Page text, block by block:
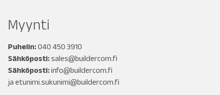
Myynti
Puhelin:040 450 3910
Sähköposti:sales@buildercom.fi
Sähköposti:info@buildercom.fi
ja etunimi.sukunimi@buildercom.fi